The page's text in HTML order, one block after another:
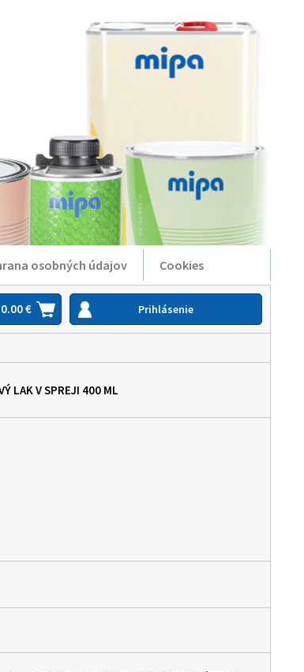
osobných údajov Cookies
€ Prihlásenie
LAK V SPREJI 400 ML